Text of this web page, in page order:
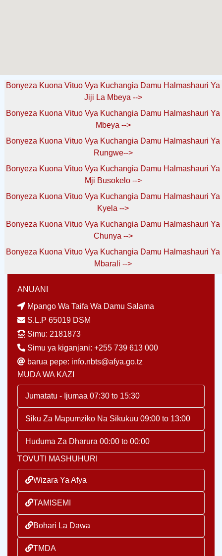
Bonyeza Kuona Vituo Vya Kuchangia Damu Halmashauri Ya
Jiji La Mbeya -->
Bonyeza Kuona Vituo Vya Kuchangia Damu Halmashauri Ya
Mbeya -->
Bonyeza Kuona Vituo Vya Kuchangia Damu Halmashauri Ya
Rungwe-->
Bonyeza Kuona Vituo Vya Kuchangia Damu Halmashauri Ya
Mji Busokelo -->
Bonyeza Kuona Vituo Vya Kuchangia Damu Halmashauri Ya
Kyela -->
Bonyeza Kuona Vituo Vya Kuchangia Damu Halmashauri Ya
Chunya -->
Bonyeza Kuona Vituo Vya Kuchangia Damu Halmashauri Ya
Mbarali -->
ANUANI
Mpango Wa Taifa Wa Damu Salama
S.L.P 65019 DSM
Simu: 2181873
Simu ya kiganjani: +255 739 613 000
barua pepe: info.nbts@afya.go.tz
MUDA WA KAZI
Jumatatu - Ijumaa 07:30 to 15:30
Siku Za Mapumziko Na Sikukuu 09:00 to 13:00
Huduma Za Dharura 00:00 to 00:00
TOVUTI MASHUHURI
Wizara Ya Afya
TAMISEMI
Bohari La Dawa
TMDA